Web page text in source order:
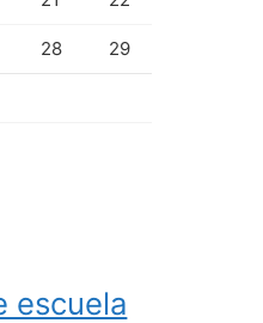
28 29
escuela